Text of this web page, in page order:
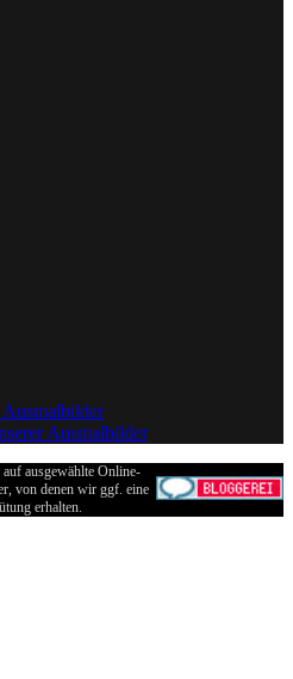
Ausmalbilder
ausgewählte Online-
von denen wir ggf. eine
erhalten.